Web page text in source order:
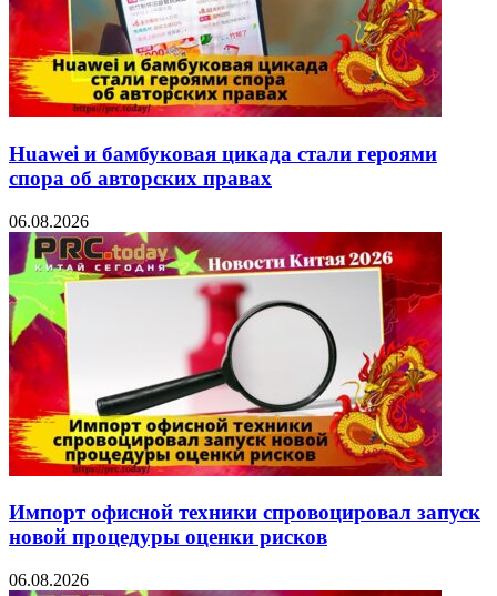
Huawei и бамбуковая цикада стали героями
спора об авторских правах
06.08.2026
Импорт офисной техники спровоцировал запуск
новой процедуры оценки рисков
06.08.2026